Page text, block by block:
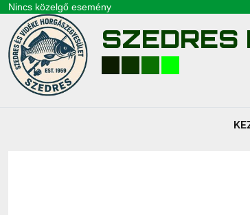
Nincs közelgő esemény
SZEDRES